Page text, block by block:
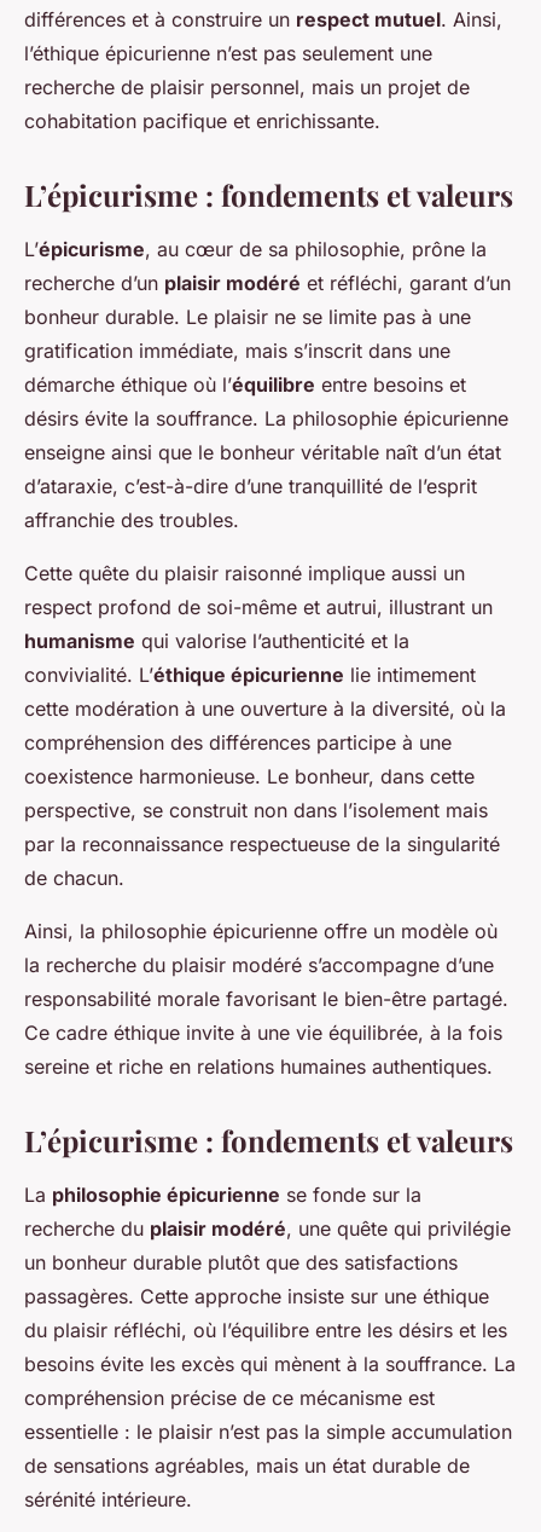
différences et à construire un respect mutuel. Ainsi,
l’éthique épicurienne n’est pas seulement une
recherche de plaisir personnel, mais un projet de
cohabitation pacifique et enrichissante.
L’épicurisme : fondements et valeurs
L’épicurisme, au cœur de sa philosophie, prône la
recherche d’un plaisir modéré et réfléchi, garant d’un
bonheur durable. Le plaisir ne se limite pas à une
gratification immédiate, mais s’inscrit dans une
démarche éthique où l’équilibre entre besoins et
désirs évite la souffrance. La philosophie épicurienne
enseigne ainsi que le bonheur véritable naît d’un état
d’ataraxie, c’est-à-dire d’une tranquillité de l’esprit
affranchie des troubles.
Cette quête du plaisir raisonné implique aussi un
respect profond de soi-même et autrui, illustrant un
humanisme qui valorise l’authenticité et la
convivialité. L’éthique épicurienne lie intimement
cette modération à une ouverture à la diversité, où la
compréhension des différences participe à une
coexistence harmonieuse. Le bonheur, dans cette
perspective, se construit non dans l’isolement mais
par la reconnaissance respectueuse de la singularité
de chacun.
Ainsi, la philosophie épicurienne offre un modèle où
la recherche du plaisir modéré s’accompagne d’une
responsabilité morale favorisant le bien-être partagé.
Ce cadre éthique invite à une vie équilibrée, à la fois
sereine et riche en relations humaines authentiques.
L’épicurisme : fondements et valeurs
La philosophie épicurienne se fonde sur la
recherche du plaisir modéré, une quête qui privilégie
un bonheur durable plutôt que des satisfactions
passagères. Cette approche insiste sur une éthique
du plaisir réfléchi, où l’équilibre entre les désirs et les
besoins évite les excès qui mènent à la souffrance. La
compréhension précise de ce mécanisme est
essentielle : le plaisir n’est pas la simple accumulation
de sensations agréables, mais un état durable de
sérénité intérieure.